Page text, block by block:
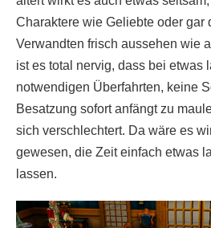
Charaktere wie Geliebte oder gar
Verwandten frisch aussehen wie
ist es total nervig, dass bei etwas
notwendigen Überfahrten, keine
Besatzung sofort anfängt zu
sich verschlechtert. Da wäre es
gewesen, die Zeit einfach etwas
lassen.